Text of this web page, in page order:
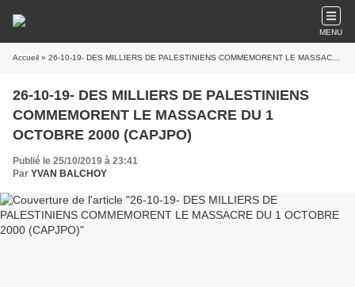
MENU
Accueil » 26-10-19- DES MILLIERS DE PALESTINIENS COMMEMORENT LE MASSACRE DU 1 OCTOBRE 2000 (CAPJPO)
26-10-19- DES MILLIERS DE PALESTINIENS
COMMEMORENT LE MASSACRE DU 1
OCTOBRE 2000 (CAPJPO)
Publié le 25/10/2019 à 23:41
Par YVAN BALCHOY